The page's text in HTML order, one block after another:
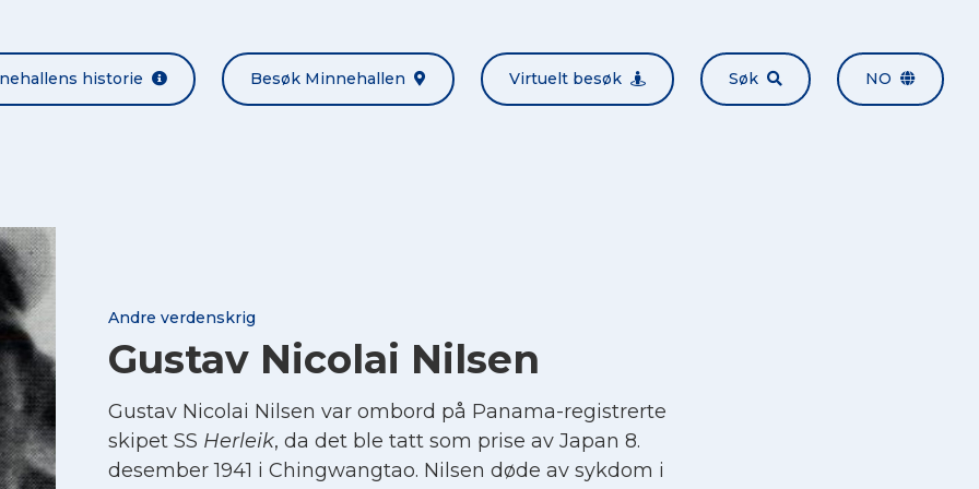
historie Besøk Minnehallen Virtuelt besøk Søk NO
Andre verdenskrig
Gustav Nicolai Nilsen
Gustav Nicolai Nilsen var ombord på Panama-registrerte
skipet SS Herleik, da det ble tatt som prise av Japan 8.
desember 1941 i Chingwangtao. Nilsen døde av sykdom i